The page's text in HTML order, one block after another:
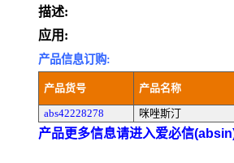
描述:
应用:
产品信息订购:
产品货号 产品名称
abs42228278 咪唑斯汀
产品更多信息请进入爱必信